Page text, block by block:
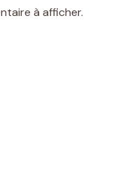
à afficher.